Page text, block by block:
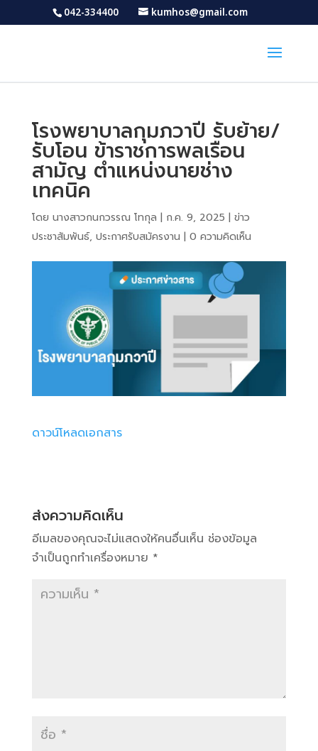
042-334400 kumhos@gmail.com
โรงพยาบาลกุมภวาปี รับย้าย/
รับโอน ข้าราชการพลเรือน
สามัญ ตำแหน่งนายช่าง
เทคนิค
โดย นางสาวกนกวรรณ โทกุล | ก.ค. 9, 2025 | ข่าว
ประชาสัมพันธ์, ประกาศรับสมัครงาน | 0 ความคิดเห็น
ดาวน์โหลดเอกสาร
ส่งความคิดเห็น
อีเมลของคุณจะไม่แสดงให้คนอื่นเห็น ช่องข้อมูล
จำเป็นถูกทำเครื่องหมาย *